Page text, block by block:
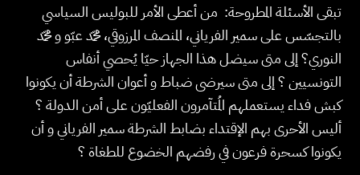
تبقى الأسئلة المطروحة: من أعطى الأمر للبوليس السياسي
بالتجسّس على سمير الفرياني، المنصف المرزوقي، محمّد عبّو و محمّد
النوري؟ إلى متى سيضل هذا الجهاز حيّا يُحصي أنفاس
التونسيين ؟ إلى متى سيرضى ضباط و أعوان الشرطة أن يكونوا
كبش فداء يستعملهم المُتآمرون الفعليّون على أمن الدولة ؟
أليس الأحرى بهم الإقتداء بضابط الشرطة سمير الفرياني و أن
يكونوا كسحرة فرعون في رفضهم الخضوع للطغاة ؟